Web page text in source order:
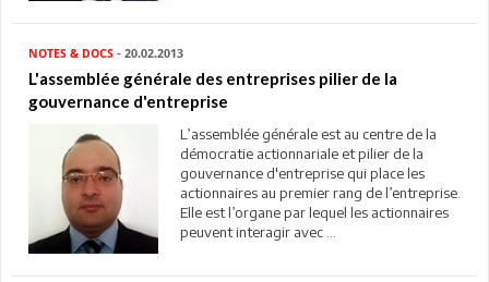
NOTES & DOCS - 20.02.2013
L'assemblée générale des entreprises pilier de la
gouvernance d'entreprise
L’assemblée générale est au centre de la
démocratie actionnariale et pilier de la
gouvernance d'entreprise qui place les
actionnaires au premier rang de l’entreprise.
Elle est l’organe par lequel les actionnaires
peuvent interagir avec ...